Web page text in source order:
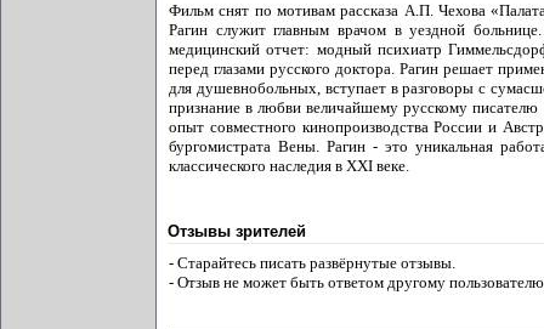
Фильм снят по мотивам рассказа А.П. Чехова
Рагин служит главным врачом в уездной
медицинский отчет: модный психиатр
перед глазами русского доктора. Рагин решает
для душевнобольных, вступает в разговоры с
признание в любви величайшему русскому
опыт совместного кинопроизводства России и
бургомистрата Вены. Рагин - это уникальная
классического наследия в ХХI веке.
Отзывы зрителей
- Старайтесь писать развёрнутые отзывы.
- Отзыв не может быть ответом другому